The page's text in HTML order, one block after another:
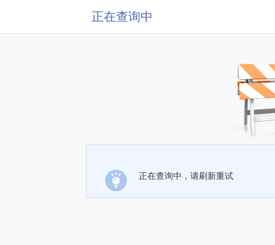
正在查询中
正在查询中，请刷新重试